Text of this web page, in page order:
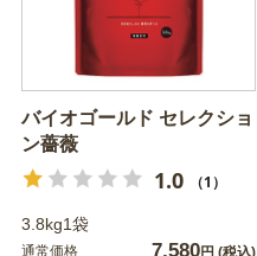
バイオゴールド セレクショ
ン薔薇
1.0 （1）
3.8kg1袋
通常価格 7,580円 (税込)